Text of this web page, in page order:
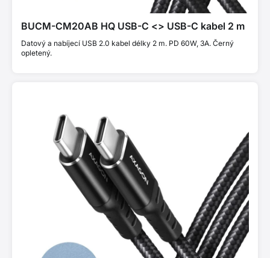
BUCM-CM20AB HQ USB-C <> USB-C kabel 2 m
Datový a nabíjecí USB 2.0 kabel délky 2 m. PD 60W, 3A. Černý
opletený.